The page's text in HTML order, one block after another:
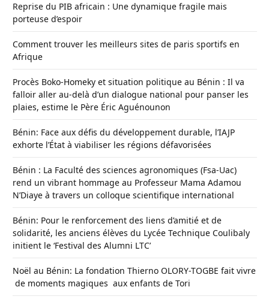
Reprise du PIB africain : Une dynamique fragile mais
porteuse d’espoir
Comment trouver les meilleurs sites de paris sportifs en
Afrique
Procès Boko-Homeky et situation politique au Bénin : Il va
falloir aller au-delà d’un dialogue national pour panser les
plaies, estime le Père Éric Aguénounon
Bénin: Face aux défis du développement durable, l’IAJP
exhorte l’État à viabiliser les régions défavorisées
Bénin : La Faculté des sciences agronomiques (Fsa-Uac)
rend un vibrant hommage au Professeur Mama Adamou
N’Diaye à travers un colloque scientifique international
Bénin: Pour le renforcement des liens d’amitié et de
solidarité, les anciens élèves du Lycée Technique Coulibaly
initient le ‘Festival des Alumni LTC’
Noël au Bénin: La fondation Thierno OLORY-TOGBE fait vivre
de moments magiques aux enfants de Tori